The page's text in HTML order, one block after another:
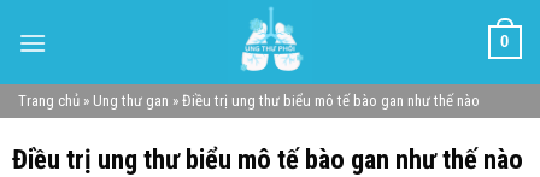
0
Trang chủ » Ung thư gan » Điều trị ung thư biểu mô tế bào gan như thế nào
Điều trị ung thư biểu mô tế bào gan như thế nào